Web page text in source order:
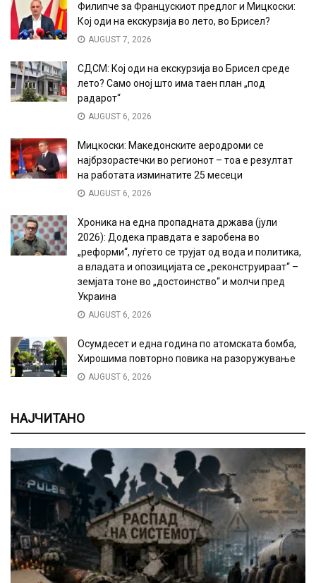
Филипче за Францускиот предлог и Мицкоски:
Кој оди на екскурзија во лето, во Брисел?
AUGUST 7, 2026
СДСМ: Кој оди на екскурзија во Брисел среде
лето? Само оној што има таен план „под
радарот“
AUGUST 6, 2026
Мицкоски: Македонските аеродроми се
најбрзорастечки во регионот – тоа е резултат
на работата изминатите 25 месеци
AUGUST 6, 2026
Хроника на една пропадната држава (јули
2026): Додека правдата е заробена во
„реформи“, луѓето се трујат од вода и политика,
а владата и опозицијата се „реконструираат“ –
земјата тоне во „достоинство“ и молчи пред
Украина
AUGUST 6, 2026
Осумдесет и една година по атомската бомба,
Хирошима повторно повика на разоружување
AUGUST 6, 2026
НАЈЧИТАНО